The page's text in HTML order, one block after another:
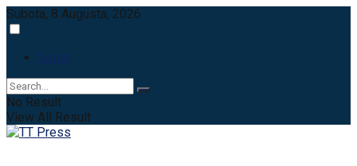
Subota, 8 Augusta, 2026
Login
No Result
View All Result